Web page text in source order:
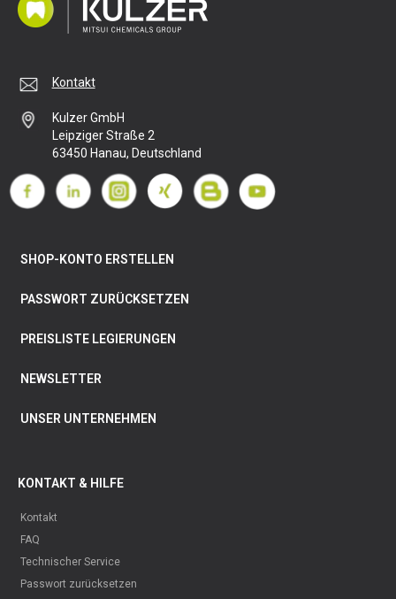
Kontakt
Kulzer GmbH
Leipziger Straße 2
63450 Hanau, Deutschland
SHOP-KONTO ERSTELLEN
PASSWORT ZURÜCKSETZEN
PREISLISTE LEGIERUNGEN
NEWSLETTER
UNSER UNTERNEHMEN
KONTAKT & HILFE
Kontakt
FAQ
Technischer Service
Passwort zurücksetzen